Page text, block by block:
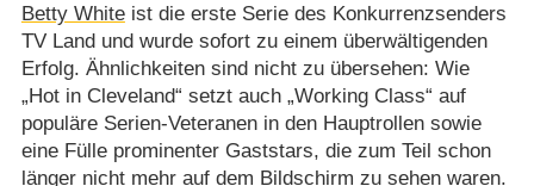
Betty Whiteist die erste Serie des Konkurrenzsenders
TV Land und wurde sofort zu einem überwältigenden
Erfolg. Ähnlichkeiten sind nicht zu übersehen: Wie
„Hot in Cleveland“ setzt auch „Working Class“ auf
populäre Serien-Veteranen in den Hauptrollen sowie
eine Fülle prominenter Gaststars, die zum Teil schon
länger nicht mehr auf dem Bildschirm zu sehen waren.